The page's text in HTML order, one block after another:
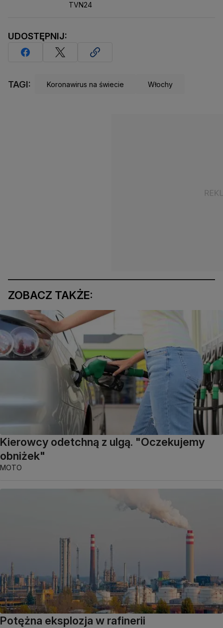
TVN24
UDOSTĘPNIJ:
TAGI: Koronawirus na świecie Włochy
ZOBACZ TAKŻE:
Kierowcy odetchną z ulgą. "Oczekujemy
obniżek"
MOTO
Potężna eksplozja w rafinerii